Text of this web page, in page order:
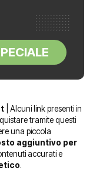
| Alcuni link presenti in
tramite questi
una piccola
aggiuntivo per
accurati e
.